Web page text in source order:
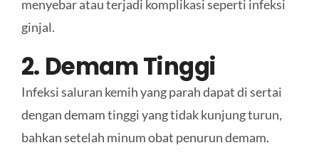
menyebar atau terjadi komplikasi seperti infeksi
ginjal.
2. Demam Tinggi
Infeksi saluran kemih yang parah dapat di sertai
dengan demam tinggi yang tidak kunjung turun,
bahkan setelah minum obat penurun demam.